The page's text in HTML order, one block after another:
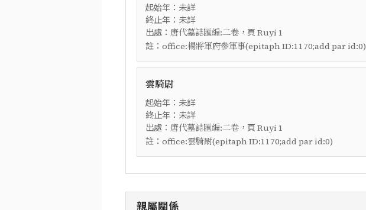
起始年：未詳
終止年：未詳
出處： 唐代墓誌匯編:二卷 ，頁 Ruyi 1
註： office:楊將軍府參軍事(epitaph ID:1170;add par id:0)
雲騎尉
起始年：未詳
終止年：未詳
出處： 唐代墓誌匯編:二卷 ，頁 Ruyi 1
註： office:雲騎尉(epitaph ID:1170;add par id:0)
親屬關係